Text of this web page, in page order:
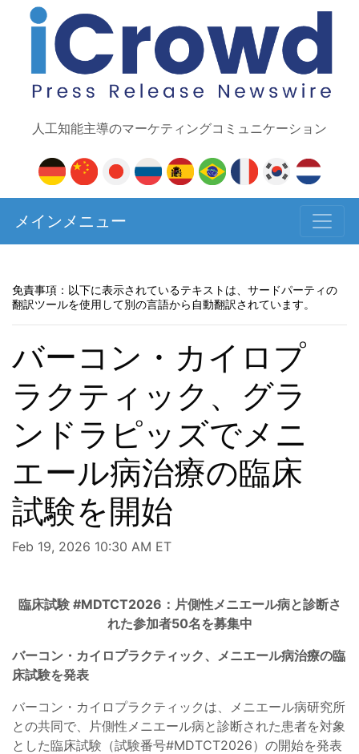
人工知能主導のマーケティングコミュニケーション
メインメニュー
免責事項：以下に表示されているテキストは、サードパーティの
翻訳ツールを使用して別の言語から自動翻訳されています。
バーコン・カイロプ
ラクティック、グラ
ンドラピッズでメニ
エール病治療の臨床
試験を開始
Feb 19, 2026 10:30 AM ET
臨床試験 #MDTCT2026：片側性メニエール病と診断さ
れた参加者50名を募集中
バーコン・カイロプラクティック、メニエール病治療の臨
床試験を発表
バーコン・カイロプラクティックは、メニエール病研究所
との共同で、片側性メニエール病と診断された患者を対象
とした臨床試験（試験番号#MDTCT2026）の開始を発表